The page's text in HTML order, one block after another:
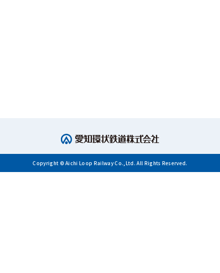
Copyright © Aichi Loop Railway Co.,Ltd. All Rights Reserved.